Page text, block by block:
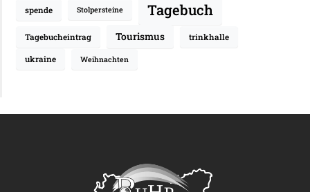
spende Stolpersteine Tagebuch
Tagebucheintrag Tourismus trinkhalle
ukraine Weihnachten